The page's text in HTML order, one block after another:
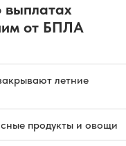
выплатах
от БПЛА
летние
продукты и овощи